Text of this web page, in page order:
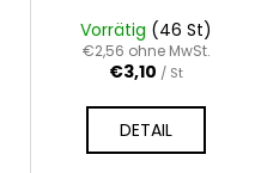
Vorrätig (46 St)
€2,56 ohne MwSt.
€3,10 / St
DETAIL